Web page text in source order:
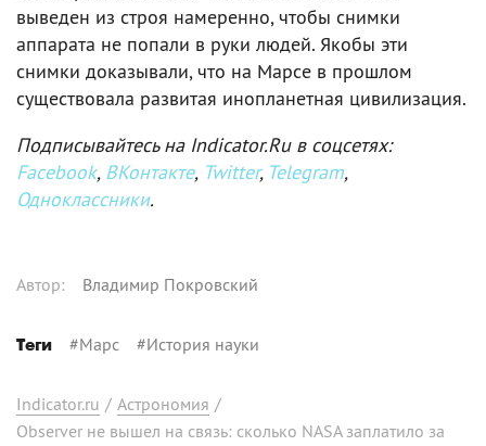
выведен из строя намеренно, чтобы снимки
аппарата не попали в руки людей. Якобы эти
снимки доказывали, что на Марсе в прошлом
существовала развитая инопланетная цивилизация.
Подписывайтесь на Indicator.Ru в соцсетях:
Facebook, ВКонтакте, Twitter, Telegram,
Одноклассники.
Автор: Владимир Покровский
Теги #Марс #История науки
Indicator.ru / Астрономия /
Observer не вышел на связь: сколько NASA заплатило за